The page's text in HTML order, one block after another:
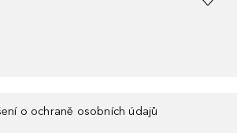
o ochraně osobních údajů